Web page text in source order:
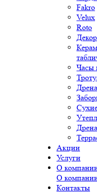
Fakro
Velux
Roto
Часы
Акции
Услуги
О
О
Контакты